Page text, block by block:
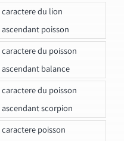
caractere du lion
ascendant poisson
caractere du poisson
ascendant balance
caractere du poisson
ascendant scorpion
caractere poisson